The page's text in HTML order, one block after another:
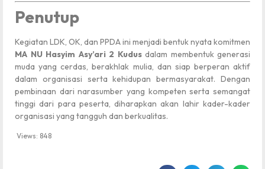
Penutup
Kegiatan LDK, OK, dan PPDA ini menjadi bentuk nyata komitmen
MA NU Hasyim Asy’ari 2 Kudusdalam membentuk generasi
muda yang cerdas, berakhlak mulia, dan siap berperan aktif
dalam organisasi serta kehidupan bermasyarakat. Dengan
pembinaan dari narasumber yang kompeten serta semangat
tinggi dari para peserta, diharapkan akan lahir kader-kader
organisasi yang tangguh dan berkualitas.
Views: 848